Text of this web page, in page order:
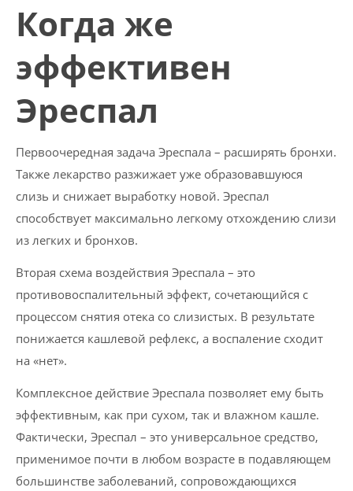
Когда же
эффективен
Эреспал
Первоочередная задача Эреспала – расширять бронхи.
Также лекарство разжижает уже образовавшуюся
слизь и снижает выработку новой. Эреспал
способствует максимально легкому отхождению слизи
из легких и бронхов.
Вторая схема воздействия Эреспала – это
противовоспалительный эффект, сочетающийся с
процессом снятия отека со слизистых. В результате
понижается кашлевой рефлекс, а воспаление сходит
на «нет».
Комплексное действие Эреспала позволяет ему быть
эффективным, как при сухом, так и влажном кашле.
Фактически, Эреспал – это универсальное средство,
применимое почти в любом возрасте в подавляющем
большинстве заболеваний, сопровождающихся